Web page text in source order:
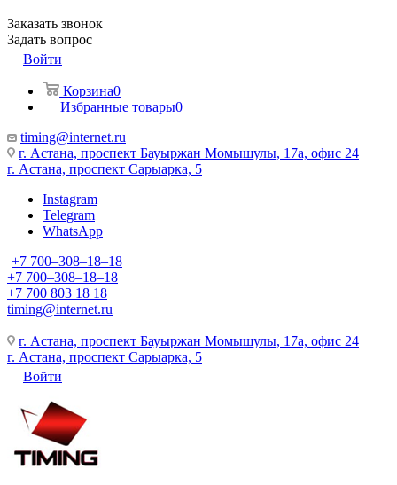
Заказать звонок
Задать вопрос
Войти
Корзина0
Избранные товары0
timing@internet.ru
г. Астана, проспект Бауыржан Момышулы, 17а, офис 24
г. Астана, проспект Сарыарка, 5
Instagram
Telegram
WhatsApp
+7 700‒308‒18‒18
+7 700‒308‒18‒18
+7 700 803 18 18
timing@internet.ru
г. Астана, проспект Бауыржан Момышулы, 17а, офис 24
г. Астана, проспект Сарыарка, 5
Войти